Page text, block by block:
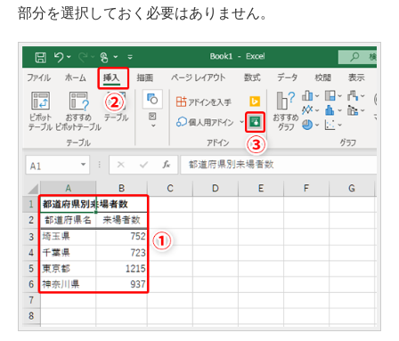
部分を選択しておく必要はありません。